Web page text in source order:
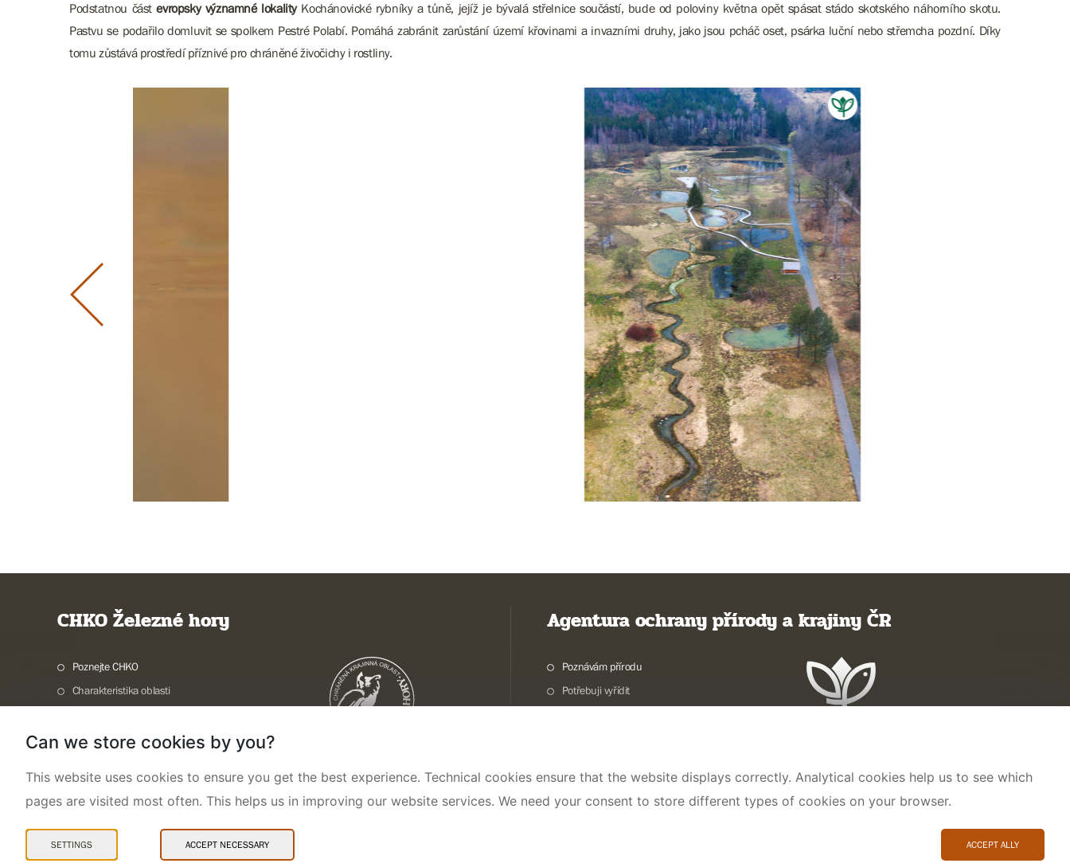
Podstatnou částevropsky významné lokalityKochánovické rybníky a tůně, jejíž je bývalá střelnice součástí, bude od poloviny května opět spásat stádo skotského náhorního skotu.
Pastvu se podařilo domluvit se spolkem Pestré Polabí. Pomáhá zabránit zarůstání území křovinami a invazními druhy, jako jsou pcháč oset, psárka luční nebo střemcha pozdní. Díky
tomu zůstává prostředí příznivé pro chráněné živočichy i rostliny.
CHKO Železné hory
Poznejte CHKO
Charakteristika oblasti
Potřebuji vyřídit
Kontakty
Agentura ochrany přírody a krajiny ČR
Poznávám přírodu
Potřebuji vyřídit
O nás
Mapa webu Prohlášení o přístupnosti Cookies
Can we store cookies by you?
This website uses cookies to ensure you get the best experience. Technical cookies ensure that the website displays correctly. Analytical cookies help us to see which
pages are visited most often. This helps us in improving our website services. We need your consent to store different types of cookies on your browser.
SETTINGS ACCEPT NECESSARY ACCEPT ALLY